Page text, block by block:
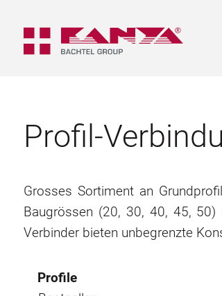
Profil-
Grosses Sortiment an
Baugrössen (20, 30, 40, 45, 50)
Verbinder bieten unbegrenzte
Profile